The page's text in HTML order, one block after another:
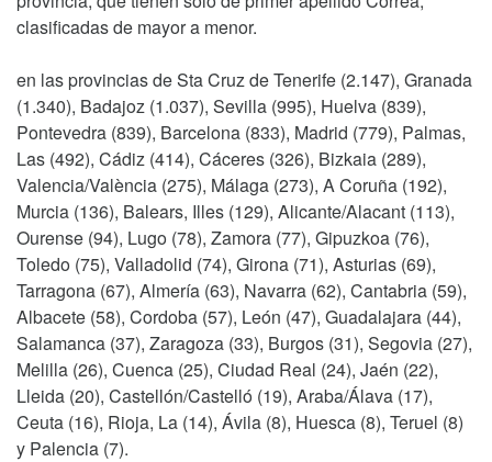
clasificadas de mayor a menor.
en las provincias de Sta Cruz de Tenerife (2.147), Granada
(1.340), Badajoz (1.037), Sevilla (995), Huelva (839),
Pontevedra (839), Barcelona (833), Madrid (779), Palmas,
Las (492), Cádiz (414), Cáceres (326), Bizkaia (289),
Valencia/València (275), Málaga (273), A Coruña (192),
Murcia (136), Balears, Illes (129), Alicante/Alacant (113),
Ourense (94), Lugo (78), Zamora (77), Gipuzkoa (76),
Toledo (75), Valladolid (74), Girona (71), Asturias (69),
Tarragona (67), Almería (63), Navarra (62), Cantabria (59),
Albacete (58), Cordoba (57), León (47), Guadalajara (44),
Salamanca (37), Zaragoza (33), Burgos (31), Segovia (27),
Melilla (26), Cuenca (25), Ciudad Real (24), Jaén (22),
Lleida (20), Castellón/Castelló (19), Araba/Álava (17),
Ceuta (16), Rioja, La (14), Ávila (8), Huesca (8), Teruel (8)
y Palencia (7).